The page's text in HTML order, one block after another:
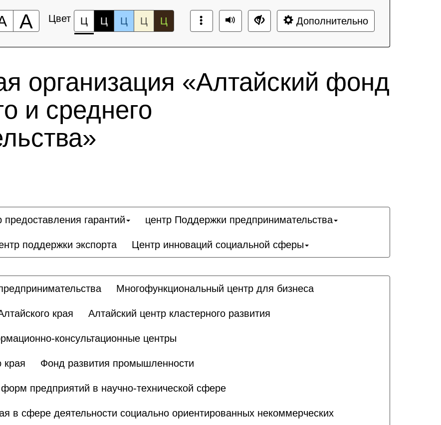
А Цвет Ц Ц Ц Ц Ц Дополнительно
организация «Алтайский фонд
и среднего
предоставления гарантий центр Поддержки предпринимательства
поддержки экспорта Центр инноваций социальной сферы
Многофункциональный центр для бизнеса
края Алтайский центр кластерного развития
консультационные центры
края Фонд развития промышленности
предприятий в научно-технической сфере
в сфере деятельности социально ориентированных некоммерческих